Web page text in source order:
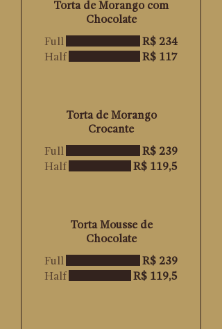
Torta de Morango com
Chocolate
Full
R$ 234
Half
R$ 117
Torta de Morango
Crocante
Full
R$ 239
Half
R$ 119,5
Torta Mousse de
Chocolate
Full
R$ 239
Half
R$ 119,5